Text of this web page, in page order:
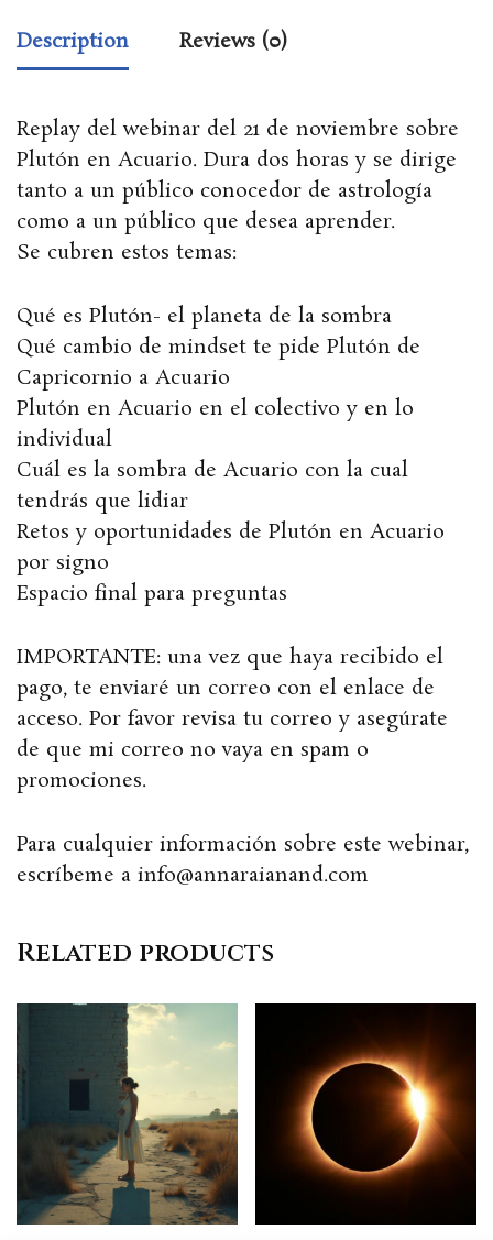
Description Reviews (0)
Replay del webinar del 21 de noviembre sobre
Plutón en Acuario. Dura dos horas y se dirige
tanto a un público conocedor de astrología
como a un público que desea aprender.
Se cubren estos temas:
Qué es Plutón- el planeta de la sombra
Qué cambio de mindset te pide Plutón de
Capricornio a Acuario
Plutón en Acuario en el colectivo y en lo
individual
Cuál es la sombra de Acuario con la cual
tendrás que lidiar
Retos y oportunidades de Plutón en Acuario
por signo
Espacio final para preguntas
IMPORTANTE: una vez que haya recibido el
pago, te enviaré un correo con el enlace de
acceso. Por favor revisa tu correo y asegúrate
de que mi correo no vaya en spam o
promociones.
Para cualquier información sobre este webinar,
escríbeme a info@annaraianand.com
Related products